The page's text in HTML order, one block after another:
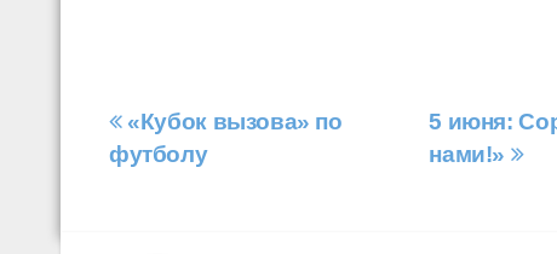
Навигация
по
5 июня:
нами!»
«Кубок вызова» по
футболу